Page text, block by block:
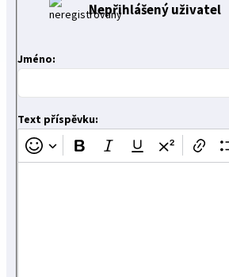
Nepřihlášený uživatel
Jméno:
Text příspěvku: